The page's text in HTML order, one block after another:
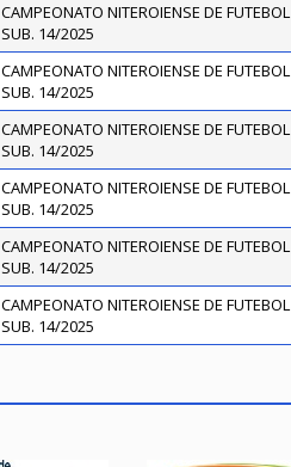
CAMPEONATO NITEROIENSE DE FUTEBOL
SUB. 14/2025
CAMPEONATO NITEROIENSE DE FUTEBOL
SUB. 14/2025
CAMPEONATO NITEROIENSE DE FUTEBOL
SUB. 14/2025
CAMPEONATO NITEROIENSE DE FUTEBOL
SUB. 14/2025
CAMPEONATO NITEROIENSE DE FUTEBOL
SUB. 14/2025
CAMPEONATO NITEROIENSE DE FUTEBOL
SUB. 14/2025